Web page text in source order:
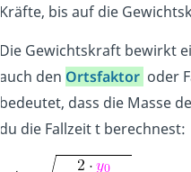
Kräfte, bis auf die
Die Gewichtskraft bewirkt
auch den Ortsfaktor oder
bedeutet, dass die Masse
du die Fallzeit t berechnest: